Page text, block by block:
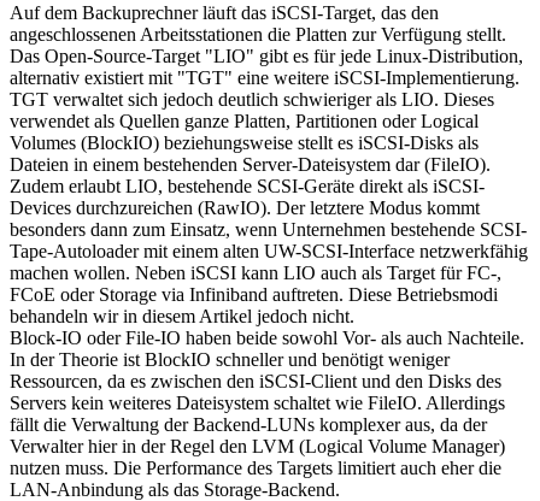
Auf dem Backuprechner läuft das iSCSI-Target, das den
angeschlossenen Arbeitsstationen die Platten zur Verfügung stellt.
Das Open-Source-Target "LIO" gibt es für jede Linux-Distribution,
alternativ existiert mit "TGT" eine weitere iSCSI-Implementierung.
TGT verwaltet sich jedoch deutlich schwieriger als LIO. Dieses
verwendet als Quellen ganze Platten, Partitionen oder Logical
Volumes (BlockIO) beziehungsweise stellt es iSCSI-Disks als
Dateien in einem bestehenden Server-Dateisystem dar (FileIO).
Zudem erlaubt LIO, bestehende SCSI-Geräte direkt als iSCSI-
Devices durchzureichen (RawIO). Der letztere Modus kommt
besonders dann zum Einsatz, wenn Unternehmen bestehende SCSI-
Tape-Autoloader mit einem alten UW-SCSI-Interface netzwerkfähig
machen wollen. Neben iSCSI kann LIO auch als Target für FC-,
FCoE oder Storage via Infiniband auftreten. Diese Betriebsmodi
behandeln wir in diesem Artikel jedoch nicht.
Block-IO oder File-IO haben beide sowohl Vor- als auch Nachteile.
In der Theorie ist BlockIO schneller und benötigt weniger
Ressourcen, da es zwischen den iSCSI-Client und den Disks des
Servers kein weiteres Dateisystem schaltet wie FileIO. Allerdings
fällt die Verwaltung der Backend-LUNs komplexer aus, da der
Verwalter hier in der Regel den LVM (Logical Volume Manager)
nutzen muss. Die Performance des Targets limitiert auch eher die
LAN-Anbindung als das Storage-Backend.